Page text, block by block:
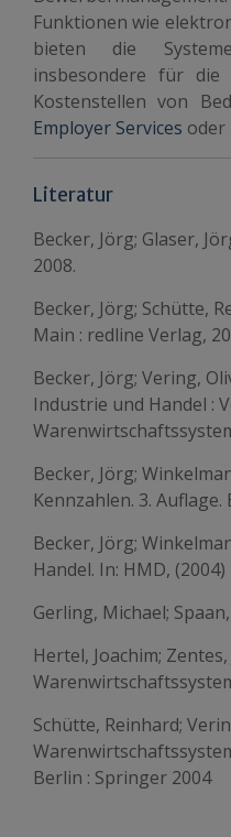
Funktionen wie
bieten die
insbesondere für
Kostenstellen von
Employer Services oder
Literatur
Becker, Jörg; Glaser,
2008.
Becker, Jörg; Schütte,
Main : redline Verlag,
Becker, Jörg; Vering,
Industrie und Handel :
Becker, Jörg;
Kennzahlen. 3.
Becker, Jörg;
Handel. In: HMD, (2004)
Gerling, Michael;
Hertel, Joachim;
Schütte, Reinhard;
Berlin : Springer 2004